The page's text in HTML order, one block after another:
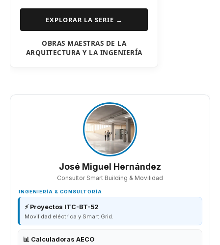
EXPLORAR LA SERIE →
OBRAS MAESTRAS DE LA
ARQUITECTURA Y LA INGENIERÍA
José Miguel Hernández
Consultor Smart Building & Movilidad
INGENIERÍA & CONSULTORÍA
⚡ Proyectos ITC-BT-52
Movilidad eléctrica y Smart Grid.
📊 Calculadoras AECO